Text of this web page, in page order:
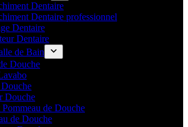
Dentaire
Dentaire professionnel
Dentaire
Dentaire
de Bain
Douche
Douche
Pommeau de Douche
de Douche